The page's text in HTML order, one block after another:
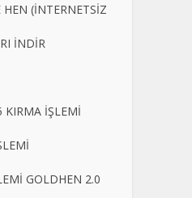
(İNTERNETSİZ
İNDİR
KIRMA İŞLEMİ
GOLDHEN 2.0